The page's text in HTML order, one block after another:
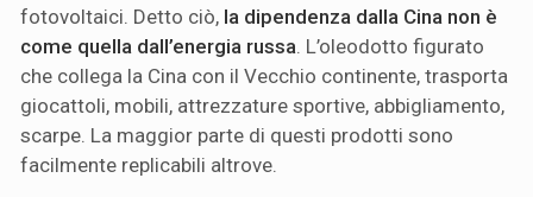
fotovoltaici. Detto ciò, la dipendenza dalla Cina non è
come quella dall’energia russa . L’oleodotto figurato
che collega la Cina con il Vecchio continente, trasporta
giocattoli, mobili, attrezzature sportive, abbigliamento,
scarpe. La maggior parte di questi prodotti sono
facilmente replicabili altrove.